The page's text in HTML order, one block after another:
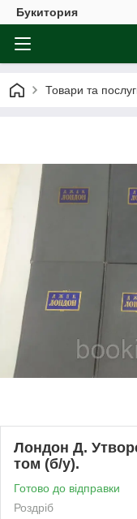
Букитория
Товари та
Лондон Д.
том (б/у).
Готово до відправки
Роздріб